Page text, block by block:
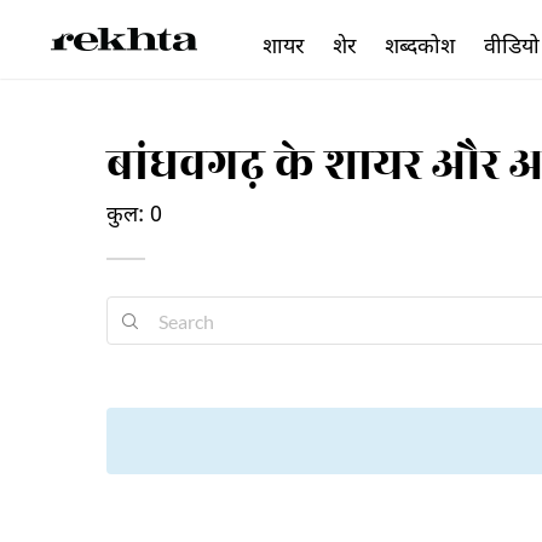
बांधवगढ़ के शायर और
कुल: 0
शायर शेर शब्दकोश वीडियो